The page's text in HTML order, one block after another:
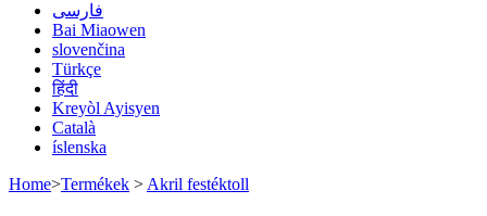
فارسی
Bai Miaowen
slovenčina
Türkçe
हिंदी
Kreyòl Ayisyen
Català
íslenska
Home>Termékek > Akril festéktoll